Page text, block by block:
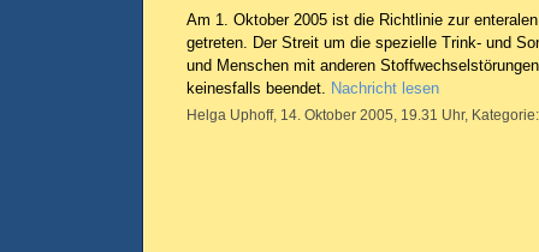
Am 1. Oktober 2005 ist die Richtlinie zur
getreten. Der Streit um die spezielle Trink- und
und Menschen mit anderen
keinesfalls beendet. Nachricht lesen
Helga Uphoff, 14. Oktober 2005, 19.31 Uhr,